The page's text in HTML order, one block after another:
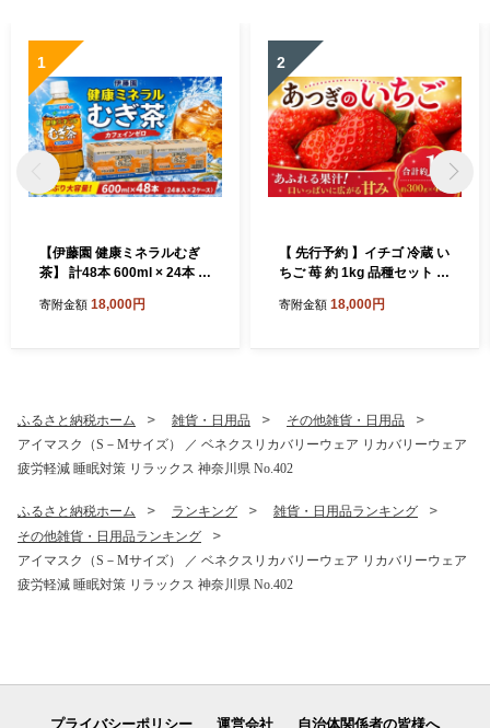
1
【伊藤園 健康ミネラルむぎ
茶】 計48本 600ml × 24本 2
トル 飲料 生活必需品 非常用
寄附金額 18,000円
2
【 先行予約 】イチゴ 冷蔵 い
ちご 苺 約 1kg 品種セット 紅
甘酸っぱい 芳醇な香り フル
寄附金額 18,000円
ふるさと納税ホーム 雑貨・日用品
その他雑貨・日用品
アイマスク（S－Mサイズ） ／ ベネクスリカバリーウェア リカバリーウェア
疲労軽減 睡眠対策 リラックス 神奈川県 No.402
ふるさと納税ホーム ランキング
雑貨・日用品ランキング
その他雑貨・日用品ランキング
アイマスク（S－Mサイズ） ／ ベネクスリカバリーウェア リカバリーウェア
疲労軽減 睡眠対策 リラックス 神奈川県 No.402
プライバシーポリシー 運営会社 自治体関係者の皆様へ